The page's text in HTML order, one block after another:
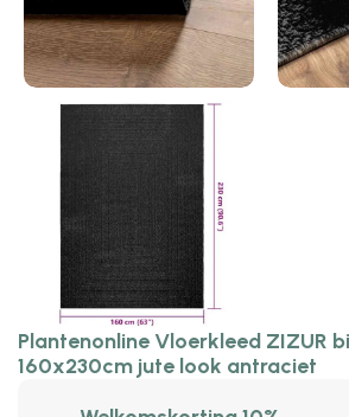
Plantenonline Vloerkleed ZIZUR
160x230cm jute look antraciet